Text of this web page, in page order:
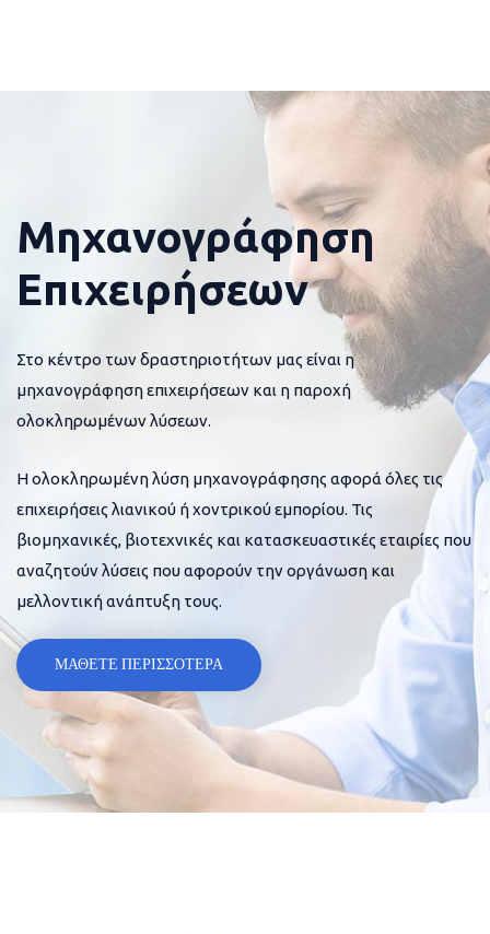
Μηχανογράφηση
Επιχειρήσεων
Στο κέντρο των δραστηριοτήτων μας είναι η
μηχανογράφηση επιχειρήσεων και η παροχή
ολοκληρωμένων λύσεων.
Η ολοκληρωμένη λύση μηχανογράφησης αφορά όλες τις
επιχειρήσεις λιανικού ή χοντρικού εμπορίου. Τις
βιομηχανικές, βιοτεχνικές και κατασκευαστικές εταιρίες που
αναζητούν λύσεις που αφορούν την οργάνωση και
μελλοντική ανάπτυξη τους.
ΜΑΘΕΤΕ ΠΕΡΙΣΣΟΤΕΡΑ